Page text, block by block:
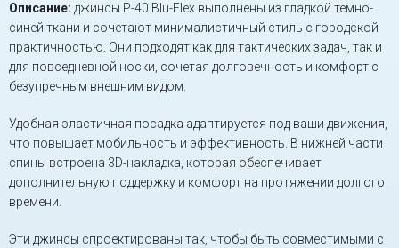
Описание: джинсы P-40 Blu-Flex выполнены из гладкой темно-
синей ткани и сочетают минималистичный стиль с городской
практичностью. Они подходят как для тактических задач, так и
для повседневной носки, сочетая долговечность и комфорт с
безупречным внешним видом.
Удобная эластичная посадка адаптируется под ваши движения,
что повышает мобильность и эффективность. В нижней части
спины встроена 3D-накладка, которая обеспечивает
дополнительную поддержку и комфорт на протяжении долгого
времени.
Эти джинсы спроектированы так, чтобы быть совместимыми с